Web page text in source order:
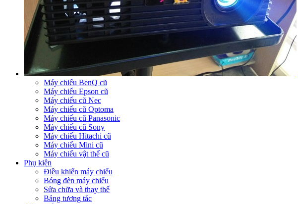
Máy chiếu BenQ cũ
Máy chiếu Epson cũ
Máy chiếu cũ Nec
Máy chiếu cũ Optoma
Máy chiếu cũ Panasonic
Máy chiếu cũ Sony
Máy chiếu Hitachi cũ
Máy chiếu Mini cũ
Máy chiếu vật thể cũ
Phụ kiện
Điều khiển máy chiếu
Bóng đèn máy chiếu
Sửa chữa và thay thế
Bảng tương tác